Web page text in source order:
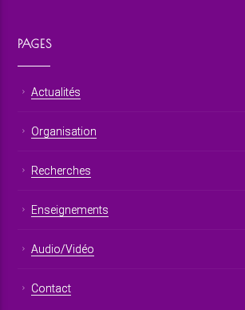
PAGES
Actualités
Organisation
Recherches
Enseignements
Audio/Vidéo
Contact